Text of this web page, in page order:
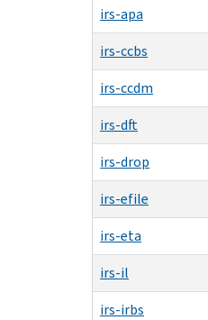
irs-apa
irs-ccbs
irs-ccdm
irs-dft
irs-drop
irs-efile
irs-eta
irs-il
irs-irbs